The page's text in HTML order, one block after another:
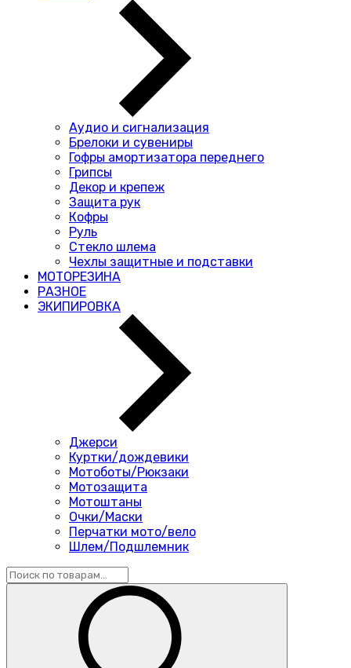
Аудио и сигнализация
Брелоки и сувениры
Гофры амортизатора переднего
Грипсы
Декор и крепеж
Защита рук
Кофры
Руль
Стекло шлема
Чехлы защитные и подставки
МОТОРЕЗИНА
РАЗНОЕ
ЭКИПИРОВКА
Джерси
Куртки/дождевики
Мотоботы/Рюкзаки
Мотозащита
Мотоштаны
Очки/Маски
Перчатки мото/вело
Шлем/Подшлемник